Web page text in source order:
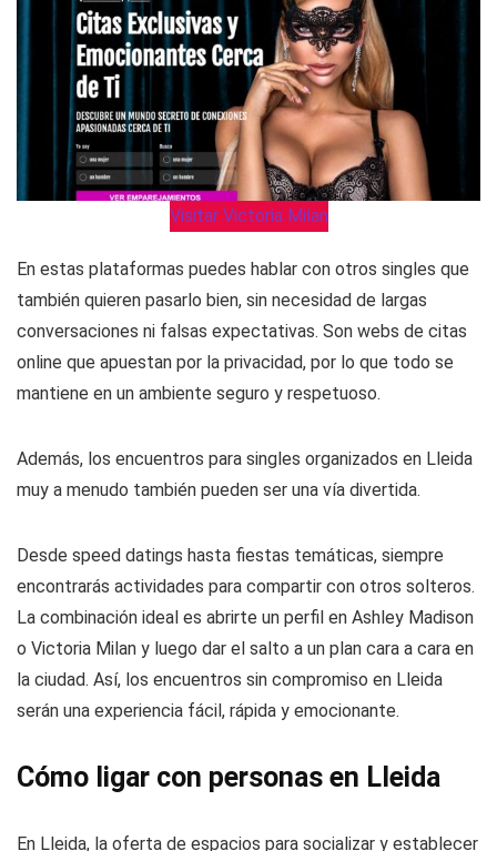
Visitar Victoria Milan
En estas plataformas puedes hablar con otros singles que
también quieren pasarlo bien, sin necesidad de largas
conversaciones ni falsas expectativas. Son webs de citas
online que apuestan por la privacidad, por lo que todo se
mantiene en un ambiente seguro y respetuoso.
Además, los encuentros para singles organizados en Lleida
muy a menudo también pueden ser una vía divertida.
Desde speed datings hasta fiestas temáticas, siempre
encontrarás actividades para compartir con otros solteros.
La combinación ideal es abrirte un perfil en Ashley Madison
o Victoria Milan y luego dar el salto a un plan cara a cara en
la ciudad. Así, los encuentros sin compromiso en Lleida
serán una experiencia fácil, rápida y emocionante.
Cómo ligar con personas en Lleida
En Lleida, la oferta de espacios para socializar y establecer